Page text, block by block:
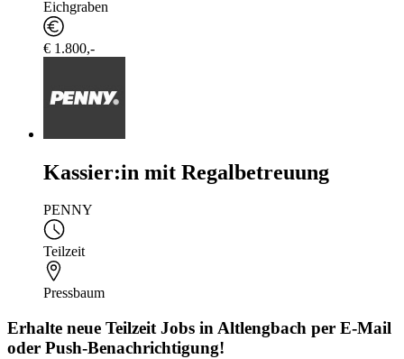
Eichgraben
€ 1.800,-
Kassier:in mit Regalbetreuung
PENNY
Teilzeit
Pressbaum
Erhalte neue Teilzeit Jobs in Altlengbach per E-Mail
oder Push-Benachrichtigung!